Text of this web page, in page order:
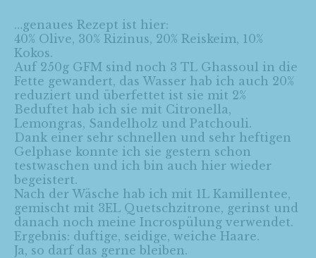
…genaues Rezept ist hier:
40% Olive, 30% Rizinus, 20% Reiskeim, 10%
Kokos.
Auf 250g GFM sind noch 3 TL Ghassoul in die
Fette gewandert, das Wasser hab ich auch 20%
reduziert und überfettet ist sie mit 2%
Beduftet hab ich sie mit Citronella,
Lemongras, Sandelholz und Patchouli.
Dank einer sehr schnellen und sehr heftigen
Gelphase konnte ich sie gestern schon
testwaschen und ich bin auch hier wieder
begeistert.
Nach der Wäsche hab ich mit 1L Kamillentee,
gemischt mit 3EL Quetschzitrone, gerinst und
danach noch meine Incrospülung verwendet.
Ergebnis: duftige, seidige, weiche Haare.
Ja, so darf das gerne bleiben.